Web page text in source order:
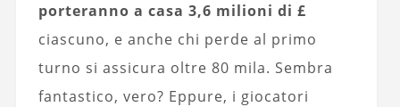
porteranno a casa 3,6 milioni di £
ciascuno, e anche chi perde al primo
turno si assicura oltre 80 mila. Sembra
fantastico, vero? Eppure, i giocatori